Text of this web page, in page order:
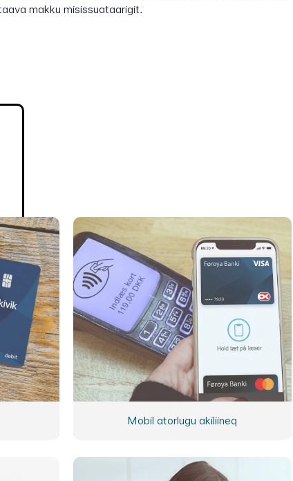
makku misissuataarigit.
Mobil atorlugu akiliineq